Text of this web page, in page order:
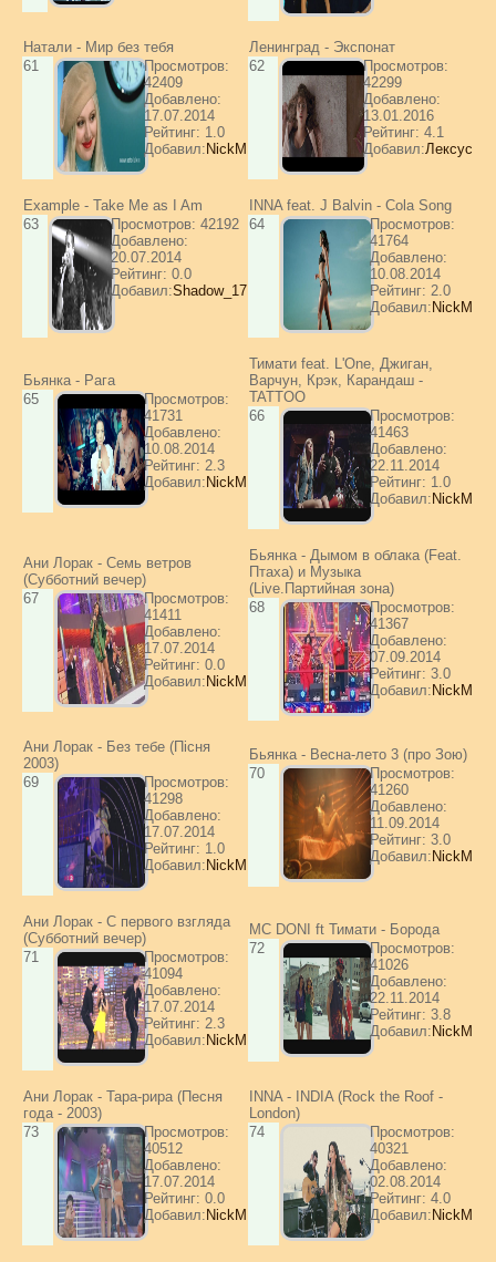
Натали - Мир без тебя
61
Просмотров:
42409
Добавлено:
17.07.2014
Рейтинг: 1.0
Добавил: NickM
Ленинград - Экспонат
62
Просмотров:
42299
Добавлено:
13.01.2016
Рейтинг: 4.1
Добавил:Лексус
Example - Take Me as I Am
63
Просмотров: 42192
Добавлено:
20.07.2014
Рейтинг: 0.0
Добавил:Shadow_17
INNA feat. J Balvin - Cola Song
64
Просмотров:
41764
Добавлено:
10.08.2014
Рейтинг: 2.0
Добавил: NickM
Бьянка - Рага
65
Просмотров:
41731
Добавлено:
10.08.2014
Рейтинг: 2.3
Добавил: NickM
Тимати feat. L'One, Джиган,
Варчун, Крэк, Карандаш -
TATTOO
66
Просмотров:
41463
Добавлено:
22.11.2014
Рейтинг: 1.0
Добавил: NickM
Ани Лорак - Семь ветров
(Субботний вечер)
67
Просмотров:
41411
Добавлено:
17.07.2014
Рейтинг: 0.0
Добавил: NickM
Бьянка - Дымом в облака (Feat.
Птаха) и Музыка
(Live.Партийная зона)
68
Просмотров:
41367
Добавлено:
07.09.2014
Рейтинг: 3.0
Добавил: NickM
Ани Лорак - Без тебе (Пісня
2003)
69
Просмотров:
41298
Добавлено:
17.07.2014
Рейтинг: 1.0
Добавил: NickM
Бьянка - Весна-лето 3 (про Зою)
70
Просмотров:
41260
Добавлено:
11.09.2014
Рейтинг: 3.0
Добавил: NickM
Ани Лорак - С первого взгляда
(Субботний вечер)
71
Просмотров:
41094
Добавлено:
17.07.2014
Рейтинг: 2.3
Добавил: NickM
МС DONI ft Тимати - Борода
72
Просмотров:
41026
Добавлено:
22.11.2014
Рейтинг: 3.8
Добавил: NickM
Ани Лорак - Тара-рира (Песня
года - 2003)
73
Просмотров:
40512
Добавлено:
17.07.2014
Рейтинг: 0.0
Добавил: NickM
INNA - INDIA (Rock the Roof -
London)
74
Просмотров:
40321
Добавлено:
02.08.2014
Рейтинг: 4.0
Добавил: NickM